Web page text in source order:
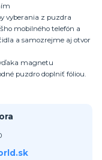
vyberania z puzdra
mobilného telefón a
a samozrejme aj otvor
magnetu
puzdro doplniť fóliou.